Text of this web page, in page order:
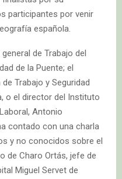
participantes por venir
española.
de Trabajo del
de la Puente; el
Trabajo y Seguridad
o el director del Instituto
Antonio
contado con una charla
y no conocidos sobre el
de Charo Ortás, jefe de
Miguel Servet de